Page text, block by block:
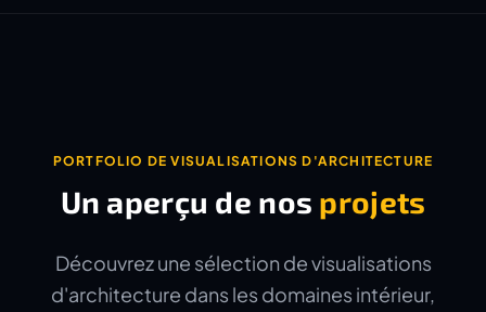
PORTFOLIO DE VISUALISATIONS D'ARCHITECTURE
Un aperçu de nos projets
Découvrez une sélection de visualisations
d'architecture dans les domaines intérieur,